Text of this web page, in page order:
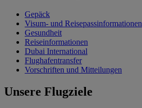
Gepäck
Visum- und Reisepassinformationen
Gesundheit
Reiseinformationen
Dubai International
Flughafentransfer
Vorschriften und Mitteilungen
Unsere Flugziele